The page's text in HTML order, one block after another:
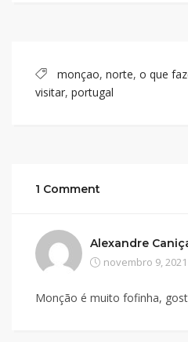
monçao, norte, o que
visitar, portugal
1 Comment
Alexandre
novembro 9, 2021
Monção é muito fofinha,